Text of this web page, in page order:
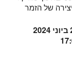
של הזמר